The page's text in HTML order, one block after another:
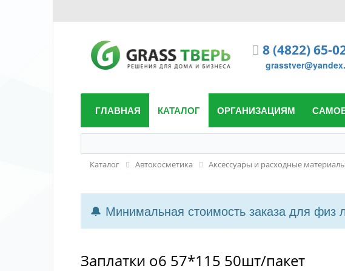
8 (4822) 65-
ГЛАВНАЯ КАТАЛОГ ОРГАНИЗАЦИЯМ
Каталог Автокосметика Аксессуары и расходные
🔔 Минимальная стоимость заказа для
Заплатки о6 57*115 50шт/пакет